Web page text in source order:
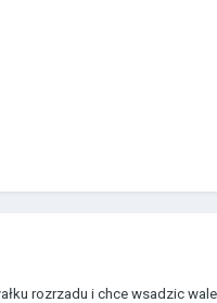
rozrzadu i chce wsadzic